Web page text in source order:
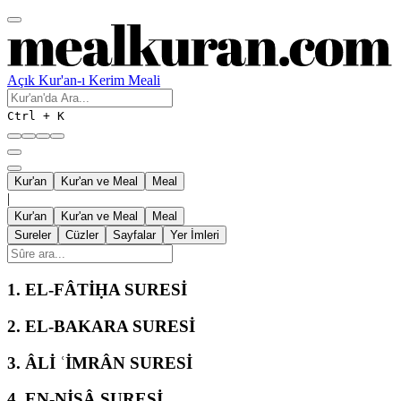
Açık Kur'an-ı Kerim Meali
Ctrl + K
Kur'an Kur'an ve Meal Meal
|
Kur'an Kur'an ve Meal
Meal
Sureler
Cüzler Sayfalar Yer İmleri
1. EL-FÂTİḤA SURESİ
2. EL-BAKARA SURESİ
3. ÂLİ ʿİMRÂN SURESİ